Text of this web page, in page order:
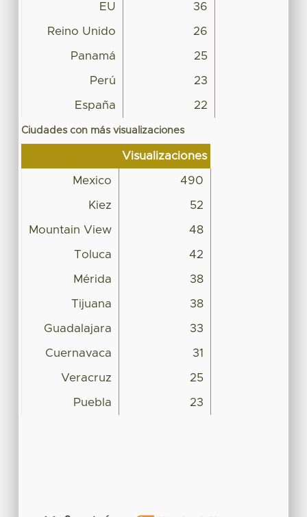
EU 36
Reino Unido 26
Panamá 25
Perú 23
España 22
Ciudades con más visualizaciones
Visualizaciones
Mexico 490
Kiez 52
Mountain View 48
Toluca 42
Mérida 38
Tijuana 38
Guadalajara 33
Cuernavaca 31
Veracruz 25
Puebla 23